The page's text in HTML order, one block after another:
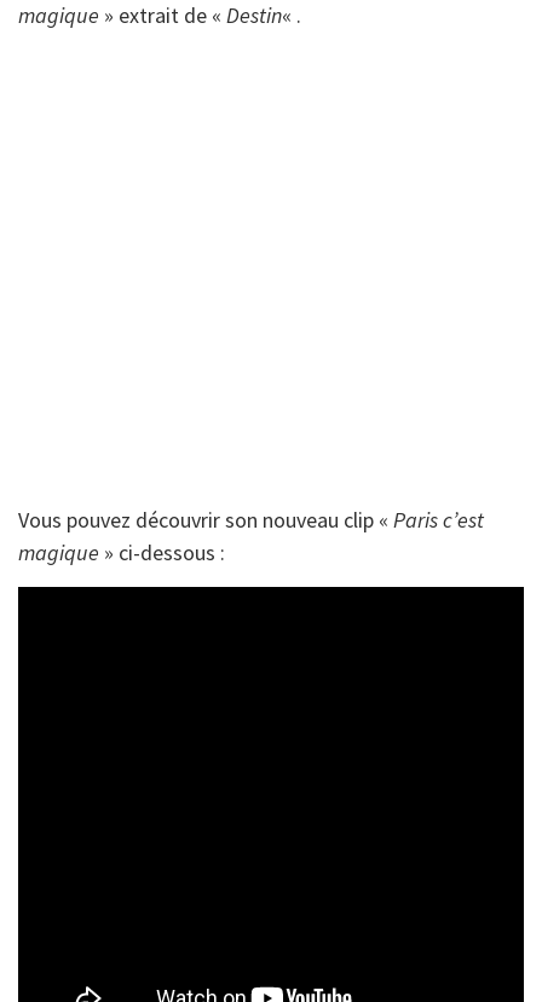
magique » extrait de « Destin« .
Vous pouvez découvrir son nouveau clip « Paris c’est
magique » ci-dessous :